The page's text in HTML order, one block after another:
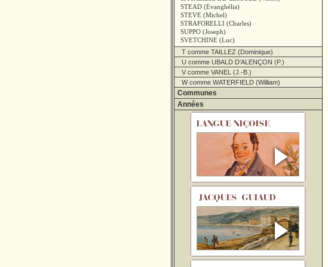
STEAD (Evanghélia)
STEVE (Michel)
STRAFORELLI (Charles)
SUPPO (Joseph)
SVETCHINE (Luc)
T comme TAILLEZ (Dominique)
U comme UBALD D'ALENÇON (P.)
V comme VANEL (J.-B.)
W comme WATERFIELD (William)
Communes
Années